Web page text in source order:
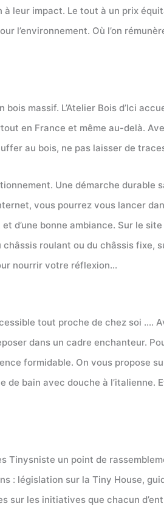
leur impact. Le tout à un prix
l’environnement. Où l’on
massif. L’Atelier Bois d’Ici
en France et même au-delà.
au bois, ne pas laisser de
Une démarche
vous pourrez vous lancer
d’une bonne ambiance. Sur le
roulant ou du châssis
nourrir votre réflexion…
tout proche de chez soi ….
dans un cadre enchanteur.
formidable. On vous
de bain avec douche à
Tinysniste un point de
: législation sur la Tiny House,
les initiatives que chacun